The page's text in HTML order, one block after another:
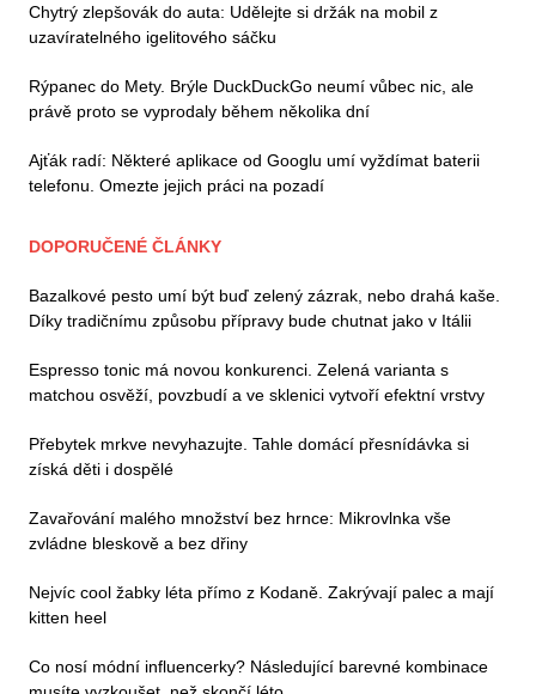
Chytrý zlepšovák do auta: Udělejte si držák na mobil z
uzavíratelného igelitového sáčku
Rýpanec do Mety. Brýle DuckDuckGo neumí vůbec nic, ale
právě proto se vyprodaly během několika dní
Ajťák radí: Některé aplikace od Googlu umí vyždímat baterii
telefonu. Omezte jejich práci na pozadí
DOPORUČENÉ ČLÁNKY
Bazalkové pesto umí být buď zelený zázrak, nebo drahá kaše.
Díky tradičnímu způsobu přípravy bude chutnat jako v Itálii
Espresso tonic má novou konkurenci. Zelená varianta s
matchou osvěží, povzbudí a ve sklenici vytvoří efektní vrstvy
Přebytek mrkve nevyhazujte. Tahle domácí přesnídávka si
získá děti i dospělé
Zavařování malého množství bez hrnce: Mikrovlnka vše
zvládne bleskově a bez dřiny
Nejvíc cool žabky léta přímo z Kodaně. Zakrývají palec a mají
kitten heel
Co nosí módní influencerky? Následující barevné kombinace